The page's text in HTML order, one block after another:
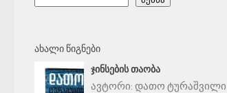
ᲐᲮᲐᲚᲘ ᲬᲘᲒᲜᲔᲑᲘ
ᲯᲘᲜᲡᲔᲑᲘᲡ ᲗᲐᲝᲑᲐ
ავტორი: დათო ტურაშვილი